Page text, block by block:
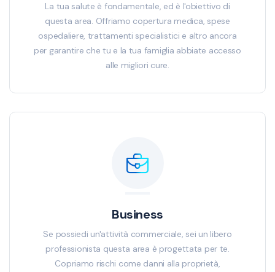
La tua salute è fondamentale, ed è l'obiettivo di
questa area. Offriamo copertura medica, spese
ospedaliere, trattamenti specialistici e altro ancora
per garantire che tu e la tua famiglia abbiate accesso
alle migliori cure.
Business
Se possiedi un'attività commerciale, sei un libero
professionista questa area è progettata per te.
Copriamo rischi come danni alla proprietà,